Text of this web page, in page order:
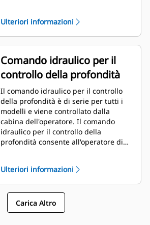
bordo marciapiede, in prossimità di
pareti e ostacoli simili, senza dover
riposizionare la macchina.
Ulteriori informazioni
Comando idraulico per il
controllo della profondità
Il comando idraulico per il controllo
della profondità è di serie per tutti i
modelli e viene controllato dalla
cabina dell'operatore. Il comando
idraulico per il controllo della
profondità consente all'operatore di
rapidamente al lavoro corrente, se
necessario.
Ulteriori informazioni
Carica Altro